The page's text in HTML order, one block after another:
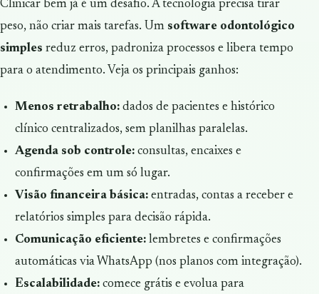
Clinicar bem já é um desafio. A tecnologia precisa tirar
peso, não criar mais tarefas. Um software odontológico
simples reduz erros, padroniza processos e libera tempo
para o atendimento. Veja os principais ganhos:
Menos retrabalho:dados de pacientes e histórico
clínico centralizados, sem planilhas paralelas.
Agenda sob controle:consultas, encaixes e
confirmações em um só lugar.
Visão financeira básica:entradas, contas a receber e
relatórios simples para decisão rápida.
Comunicação eficiente:lembretes e confirmações
automáticas via WhatsApp (nos planos com integração).
Escalabilidade:comece grátis e evolua para